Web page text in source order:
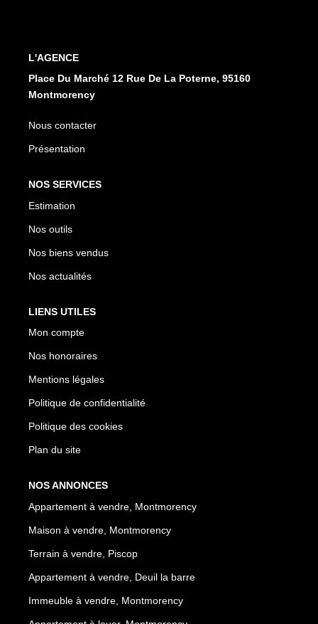
L'AGENCE
Place Du Marché 12 Rue De La Poterne, 95160
Montmorency
Nous contacter
Présentation
NOS SERVICES
Estimation
Nos outils
Nos biens vendus
Nos actualités
LIENS UTILES
Mon compte
Nos honoraires
Mentions légales
Politique de confidentialité
Politique des cookies
Plan du site
NOS ANNONCES
Appartement à vendre, Montmorency
Maison à vendre, Montmorency
Terrain à vendre, Piscop
Appartement à vendre, Deuil la barre
Immeuble à vendre, Montmorency